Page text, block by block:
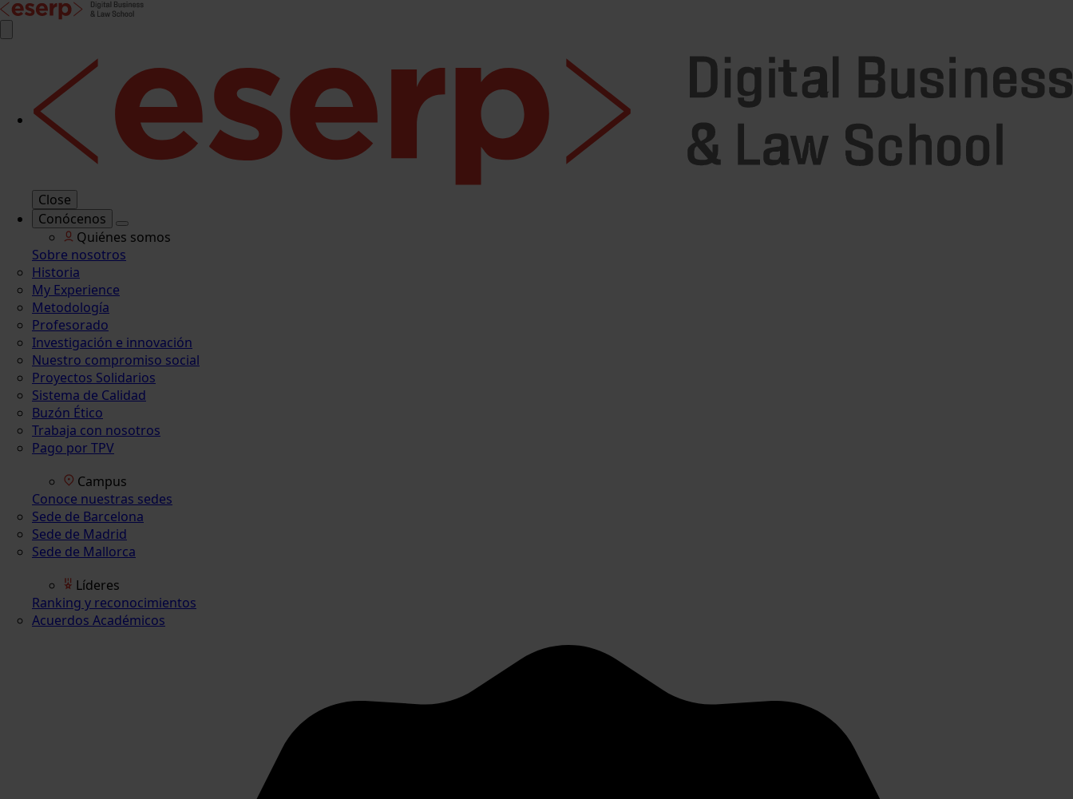
Close
Conócenos
Quiénes somos
Sobre nosotros
Historia
My Experience
Metodología
Profesorado
Investigación e innovación
Nuestro compromiso social
Proyectos Solidarios
Sistema de Calidad
Buzón Ético
Trabaja con nosotros
Pago por TPV
Campus
Conoce nuestras sedes
Sede de Barcelona
Sede de Madrid
Sede de Mallorca
Líderes
Ranking y reconocimientos
Acuerdos Académicos